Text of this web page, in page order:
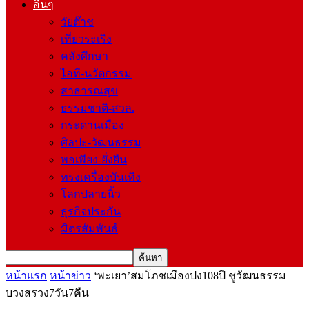
อื่นๆ
วัยต๊าช
เที่ยวระเริง
คลังศึกษา
ไอที-นวัตกรรม
สาธารณสุข
ธรรมชาติ-สวล.
กระดานเมือง
ศิลปะ-วัฒนธรรม
พอเพียง-ยั่งยืน
ทรงเครื่องบันเทิง
โลกปลายนิ้ว
ธุรกิจประกัน
มิตรสัมพันธ์
หน้าแรก หน้าข่าว ‘พะเยา’สมโภชเมืองปง108ปี ชูวัฒนธรรม
บวงสรวง7วัน7คืน